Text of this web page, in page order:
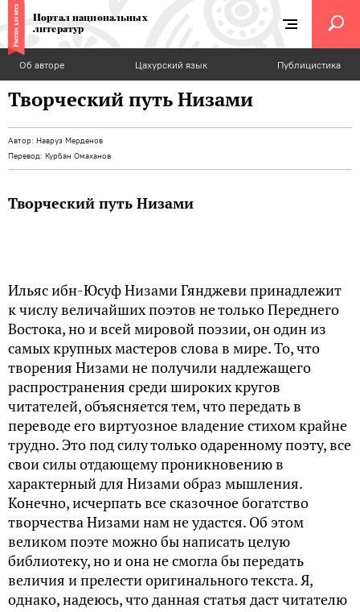
Портал национальных
литератур
Об авторе Цахурский язык Публицистика
Творческий путь Низами
Автор: Навруз Мерденов
Перевод: Курбан Омаханов
Творческий путь Низами
Ильяс ибн-Юсуф Низами Гянджеви принадлежит
к числу величайших поэтов не только Переднего
Востока, но и всей мировой поэзии, он один из
самых крупных мастеров слова в мире. То, что
творения Низами не получили надлежащего
распространения среди широких кругов
читателей, объясняется тем, что передать в
переводе его виртуозное владение стихом крайне
трудно. Это под силу только одаренному поэту, все
свои силы отдающему проникновению в
характерный для Низами образ мышления.
Конечно, исчерпать все сказочное богатство
творчества Низами нам не удастся. Об этом
великом поэте можно бы написать целую
библиотеку, но и она не смогла бы передать
величия и прелести оригинального текста. Я,
однако, надеюсь, что данная статья даст читателю